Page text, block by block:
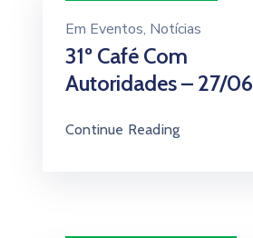
Em Eventos‚ Notícias
31º Café Com
Autoridades – 27/06
Continue Reading